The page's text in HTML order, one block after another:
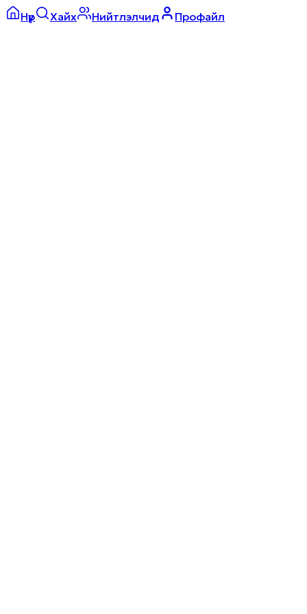
Нүүр Хайх Нийтлэлчид Профайл